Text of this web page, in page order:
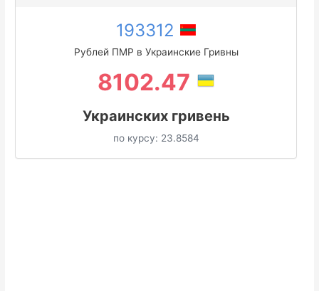
193312
Рублей ПМР в Украинские Гривны
8102.47
Украинских гривень
по курсу: 23.8584